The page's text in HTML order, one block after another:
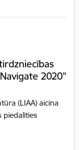
2020"
(LIAA) aicina
piedalīties